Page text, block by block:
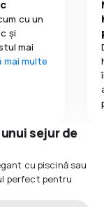
cu un
și
mai
mai multe
sejur de
cu piscină sau
perfect pentru